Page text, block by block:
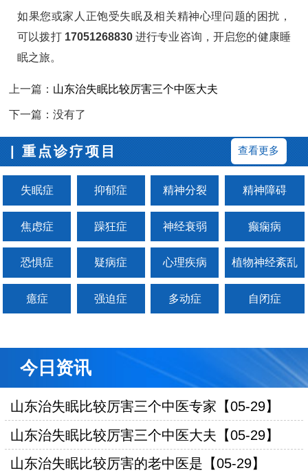
如果您或家人正饱受失眠及相关精神心理问题的困扰，
可以拨打 17051268830进行专业咨询，开启您的健康睡
眠之旅。
上一篇： 山东治失眠比较厉害三个中医大夫
下一篇：没有了
| 重点诊疗项目 查看更多
失眠症 抑郁症 精神分裂 精神障碍
焦虑症 躁狂症 神经衰弱 癫痫病
恐惧症 疑病症 心理疾病 植物神经紊乱
癔症 强迫症 多动症 自闭症
今日资讯
山东治失眠比较厉害三个中医专家【05-29】
山东治失眠比较厉害三个中医大夫【05-29】
山东治失眠比较厉害的老中医是【05-29】